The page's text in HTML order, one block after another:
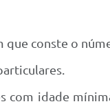
conste o
idade